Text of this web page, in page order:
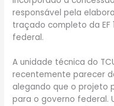
responsável pela
traçado completo da EF
federal.
A unidade técnica do
recentemente parecer
alegando que o projeto
para o governo federal.